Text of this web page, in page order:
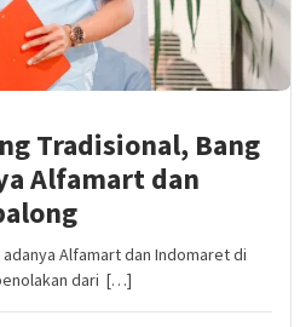
Tradisional, Bang
Alfamart dan
adanya Alfamart dan Indomaret di
dari […]